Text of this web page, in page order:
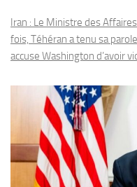
Iran : Le Ministre des
fois, Téhéran a tenu sa
accuse Washington d’avoir